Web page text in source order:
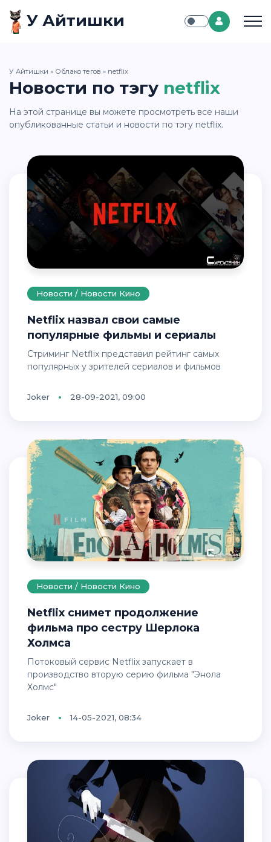
У Айтишки
У Айтишки » Облако тегов » netflix
Новости по тэгу netflix
На этой странице вы можете просмотреть все наши
опубликованные статьи и новости по тэгу netflix.
Новости / Новости Кино
Netflix назвал свои самые
популярные фильмы и сериалы
Стриминг Netflix представил рейтинг самых
популярных у зрителей сериалов и фильмов
Joker 28-09-2021, 09:00
Новости / Новости Кино
Netflix снимет продолжение
фильма про сестру Шерлока
Холмса
Потоковый сервис Netflix запускает в
производство вторую серию фильма "Энола
Холмс"
Joker 14-05-2021, 08:34